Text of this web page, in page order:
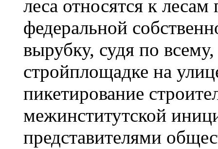
леса относятся к
федеральной
вырубку, судя по
стройплощадке на
пикетирование
межинститутской
представителями